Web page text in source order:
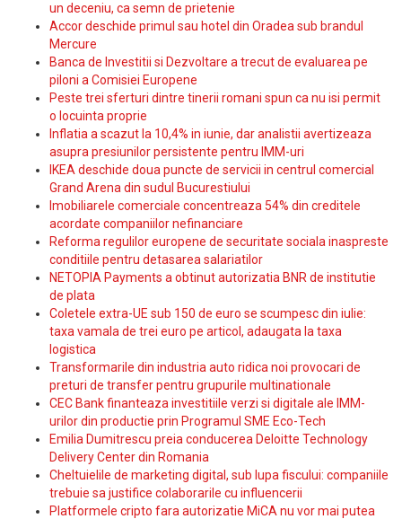
un deceniu, ca semn de prietenie
Accor deschide primul sau hotel din Oradea sub brandul
Mercure
Banca de Investitii si Dezvoltare a trecut de evaluarea pe
piloni a Comisiei Europene
Peste trei sferturi dintre tinerii romani spun ca nu isi permit
o locuinta proprie
Inflatia a scazut la 10,4% in iunie, dar analistii avertizeaza
asupra presiunilor persistente pentru IMM-uri
IKEA deschide doua puncte de servicii in centrul comercial
Grand Arena din sudul Bucurestiului
Imobiliarele comerciale concentreaza 54% din creditele
acordate companiilor nefinanciare
Reforma regulilor europene de securitate sociala inaspreste
conditiile pentru detasarea salariatilor
NETOPIA Payments a obtinut autorizatia BNR de institutie
de plata
Coletele extra-UE sub 150 de euro se scumpesc din iulie:
taxa vamala de trei euro pe articol, adaugata la taxa
logistica
Transformarile din industria auto ridica noi provocari de
preturi de transfer pentru grupurile multinationale
CEC Bank finanteaza investitiile verzi si digitale ale IMM-
urilor din productie prin Programul SME Eco-Tech
Emilia Dumitrescu preia conducerea Deloitte Technology
Delivery Center din Romania
Cheltuielile de marketing digital, sub lupa fiscului: companiile
trebuie sa justifice colaborarile cu influencerii
Platformele cripto fara autorizatie MiCA nu vor mai putea